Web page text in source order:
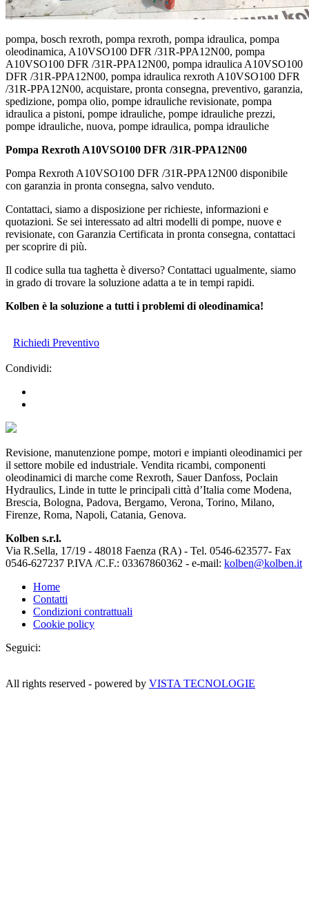
pompa, bosch rexroth, pompa rexroth, pompa idraulica, pompa
oleodinamica, A10VSO100 DFR /31R-PPA12N00, pompa
A10VSO100 DFR /31R-PPA12N00, pompa idraulica A10VSO100
DFR /31R-PPA12N00, pompa idraulica rexroth A10VSO100 DFR
/31R-PPA12N00, acquistare, pronta consegna, preventivo, garanzia,
spedizione, pompa olio, pompe idrauliche revisionate, pompa
idraulica a pistoni, pompe idrauliche, pompe idrauliche prezzi,
pompe idrauliche, nuova, pompe idraulica, pompa idrauliche
Pompa Rexroth A10VSO100 DFR /31R-PPA12N00
Pompa Rexroth A10VSO100 DFR /31R-PPA12N00 disponibile
con garanzia in pronta consegna, salvo venduto.
Contattaci, siamo a disposizione per richieste, informazioni e
quotazioni. Se sei interessato ad altri modelli di pompe, nuove e
revisionate, con Garanzia Certificata in pronta consegna, contattaci
per scoprire di più.
Il codice sulla tua taghetta è diverso? Contattaci ugualmente, siamo
in grado di trovare la soluzione adatta a te in tempi rapidi.
Kolben è la soluzione a tutti i problemi di oleodinamica!
Richiedi Preventivo
Condividi:
Revisione, manutenzione pompe, motori e impianti oleodinamici per
il settore mobile ed industriale. Vendita ricambi, componenti
oleodinamici di marche come Rexroth, Sauer Danfoss, Poclain
Hydraulics, Linde in tutte le principali città d’Italia come Modena,
Brescia, Bologna, Padova, Bergamo, Verona, Torino, Milano,
Firenze, Roma, Napoli, Catania, Genova.
Kolben s.r.l.
Via R.Sella, 17/19 - 48018 Faenza (RA) - Tel. 0546-623577- Fax
0546-627237 P.IVA /C.F.: 03367860362 - e-mail: kolben@kolben.it
Home
Contatti
Condizioni contrattuali
Cookie policy
Seguici:
All rights reserved - powered by VISTA TECNOLOGIE